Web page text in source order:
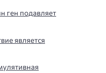
ген подавляет
является